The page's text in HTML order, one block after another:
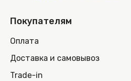
Покупателям
Оплата
Доставка и самовывоз
Trade-in